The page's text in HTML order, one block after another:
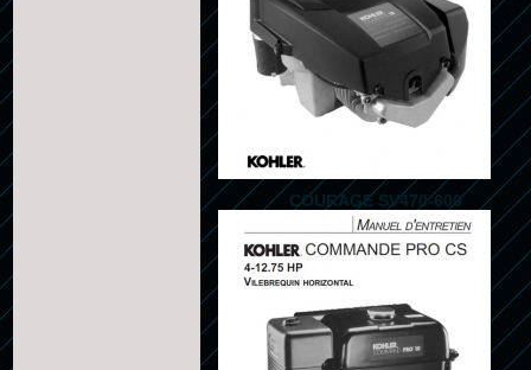
COURAGE SV470-600